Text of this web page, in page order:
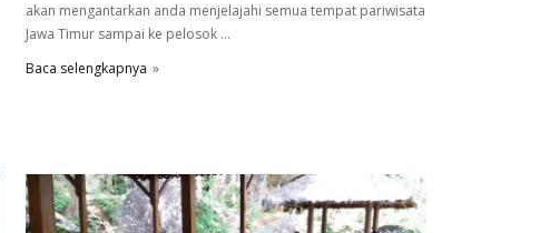
akan mengantarkan anda menjelajahi semua tempat pariwisata
Jawa Timur sampai ke pelosok ...
Baca selengkapnya